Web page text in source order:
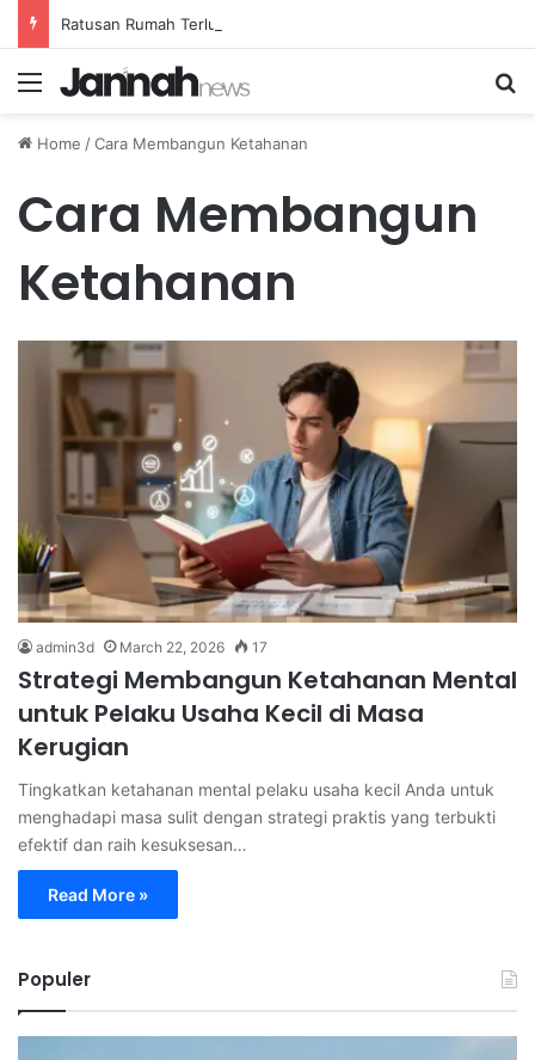
Menu
Home /Cara Membangun Ketahanan
Cara Membangun
Ketahanan
admin3d March 22, 2026 17
Strategi Membangun Ketahanan Mental
untuk Pelaku Usaha Kecil di Masa
Kerugian
Tingkatkan ketahanan mental pelaku usaha kecil Anda untuk
menghadapi masa sulit dengan strategi praktis yang terbukti
efektif dan raih kesuksesan…
Read More »
Populer